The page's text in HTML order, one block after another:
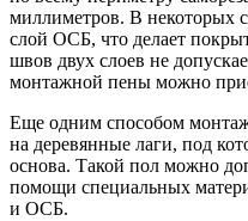
миллиметров. В некоторых
слой ОСБ, что делает
швов двух слоев не
монтажной пены можно
Еще одним способом
на деревянные лаги, под
основа. Такой пол можно
помощи специальных
и ОСБ.